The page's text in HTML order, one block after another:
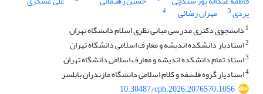
یزدی3 مهران رضائی
4
1 دانشجوی دکتری مدرسی مبانی نظری اسلام دانشگاه تهران
2استادیار دانشکده اندیشه و معارف اسلامی دانشگاه تهران
3استاد تمام دانشکده اندیشه و معارف اسلامی دانشگاه تهران
4استادیار گروه فلسفه و کلام اسلامی دانشگاه مازندران بابلسر
10.30487/cph.2026.2076570.1056